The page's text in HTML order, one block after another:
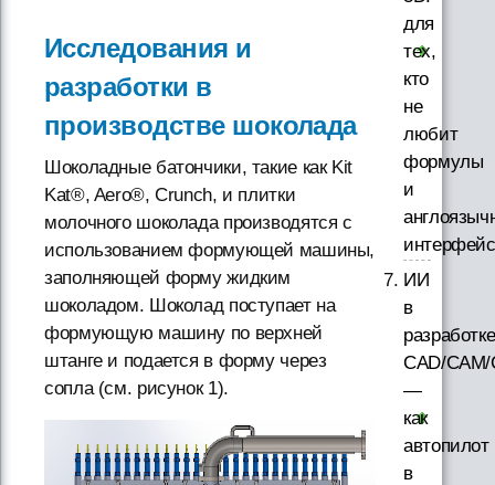
Исследования и
разработки в
производстве шоколада
Шоколадные батончики, такие как Kit
Kat®, Aero®, Crunch, и плитки
молочного шоколада производятся с
использованием формующей машины,
заполняющей форму жидким
шоколадом. Шоколад поступает на
формующую машину по верхней
штанге и подается в форму через
сопла (см. рисунок 1).
для
тех,
кто
не
любит
формулы
и
ИИ
в
разработке
CAD/
—
как
автопилот
в